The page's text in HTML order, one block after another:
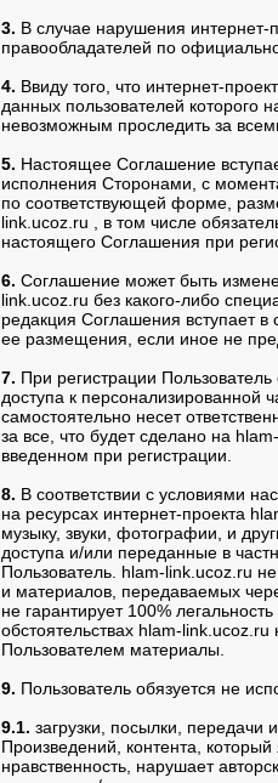
3. В случае нарушения
правообладателей по
4. Ввиду того, что интернет-
данных пользователей которого
невозможным проследить за
5. Настоящее Соглашение
исполнения Сторонами, с
по соответствующей форме,
link.ucoz.ru , в том числе
настоящего Соглашения при
6. Соглашение может быть
link.ucoz.ru без какого-либо
редакция Соглашения вступает
ее размещения, если иное не
7. При регистрации
доступа к персонализированной
самостоятельно несет
за все, что будет сделано на
введенном при регистрации.
8. В соответствии с условиями
на ресурсах интернет-проекта
музыку, звуки, фотографии, и
доступа и/или переданные в
Пользователь. hlam-link.ucoz.ru
и материалов, передаваемых
не гарантирует 100%
обстоятельствах hlam-
Пользователем материалы.
9. Пользователь обязуется не
9.1. загрузки, посылки,
Произведений, контента,
нравственность, нарушает